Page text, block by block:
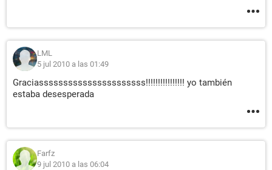
LML
5 jul 2010 a las 01:49
Graciassssssssssssssssssssss!!!!!!!!!!!!!!!! yo también
estaba desesperada
Farfz
9 jul 2010 a las 06:04